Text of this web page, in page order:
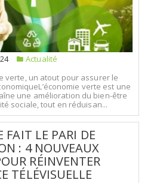
Actualité
verte, un atout pour assurer le
verte est une
une amélioration du bien-être
sociale, tout en réduisan...
FAIT LE PARI DE
: 4 NOUVEAUX
RÉINVENTER
TÉLÉVISUELLE